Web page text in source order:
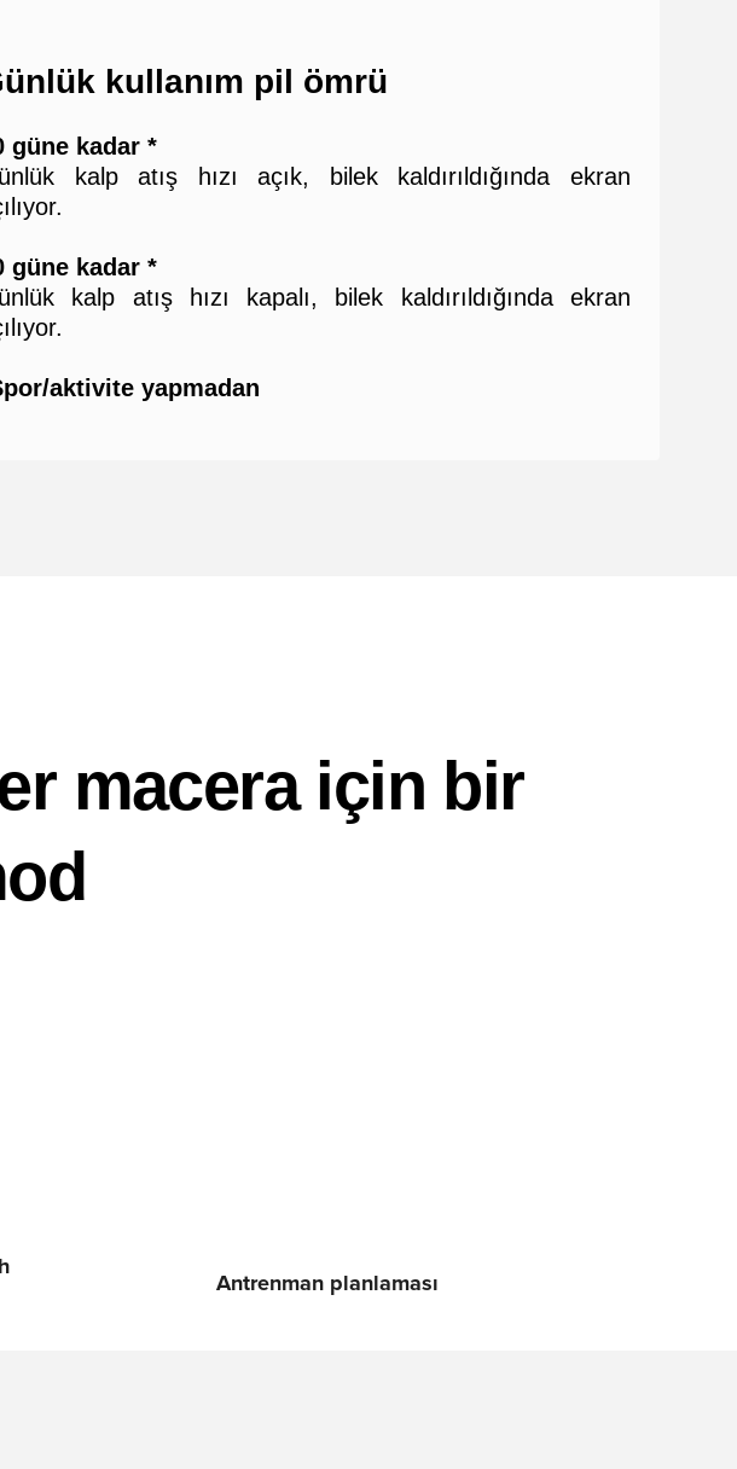
kullanım pil ömrü
güne kadar *
kalp atış hızı açık, bilek kaldırıldığında ekran
güne kadar *
kalp atış hızı kapalı, bilek kaldırıldığında ekran
aktivite yapmadan
macera için bir
Antrenman planlaması